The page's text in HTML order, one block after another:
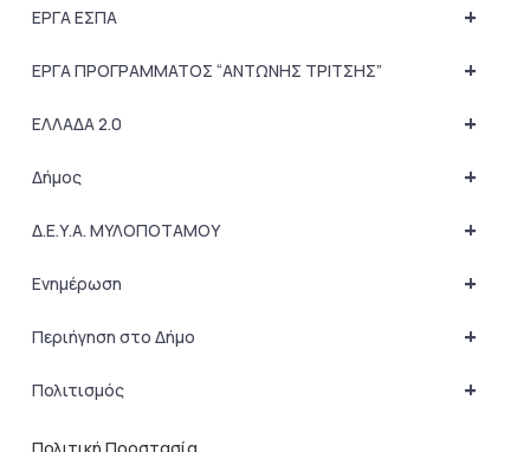
+
ΕΡΓΑ ΕΣΠΑ
+
ΕΡΓΑ ΠΡΟΓΡΑΜΜΑΤΟΣ “ΑΝΤΩΝΗΣ ΤΡΙΤΣΗΣ”
+
ΕΛΛΑΔΑ 2.0
+
Δήμος
+
Δ.Ε.Υ.Α. ΜΥΛΟΠΟΤΑΜΟΥ
+
Ενημέρωση
+
Περιήγηση στο Δήμο
+
Πολιτισμός